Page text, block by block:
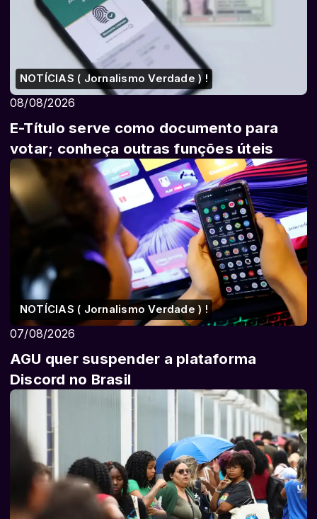
NOTÍCIAS ( Jornalismo Verdade ) !
08/08/2026
E-Título serve como documento para
votar; conheça outras funções úteis
NOTÍCIAS ( Jornalismo Verdade ) !
07/08/2026
AGU quer suspender a plataforma
Discord no Brasil